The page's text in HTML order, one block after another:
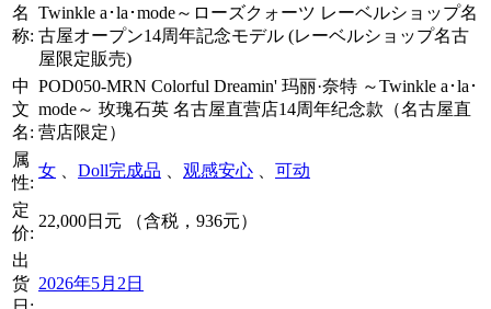
名
称:
Twinkle a･la･mode～ローズクォーツ レーベルショップ名
古屋オープン14周年記念モデル (レーベルショップ名古
屋限定販売)
中
文
名:
POD050-MRN Colorful Dreamin' 玛丽·奈特 ～Twinkle a･la･
mode～ 玫瑰石英 名古屋直营店14周年纪念款（名古屋直
营店限定）
属
性:
女 Doll完成品 观感安心 可动
定
价:
22,000日元 （含税，936元）
出
货 2026年5月2日